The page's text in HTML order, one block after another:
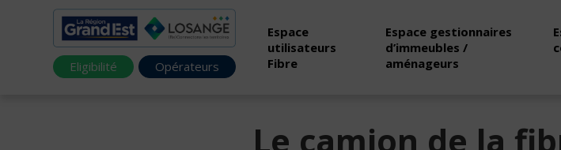
Eligibilité Opérateurs
Espace
utilisateurs
Fibre
Espace gestionnaires
d’immeubles /
aménageurs
Le camion de la